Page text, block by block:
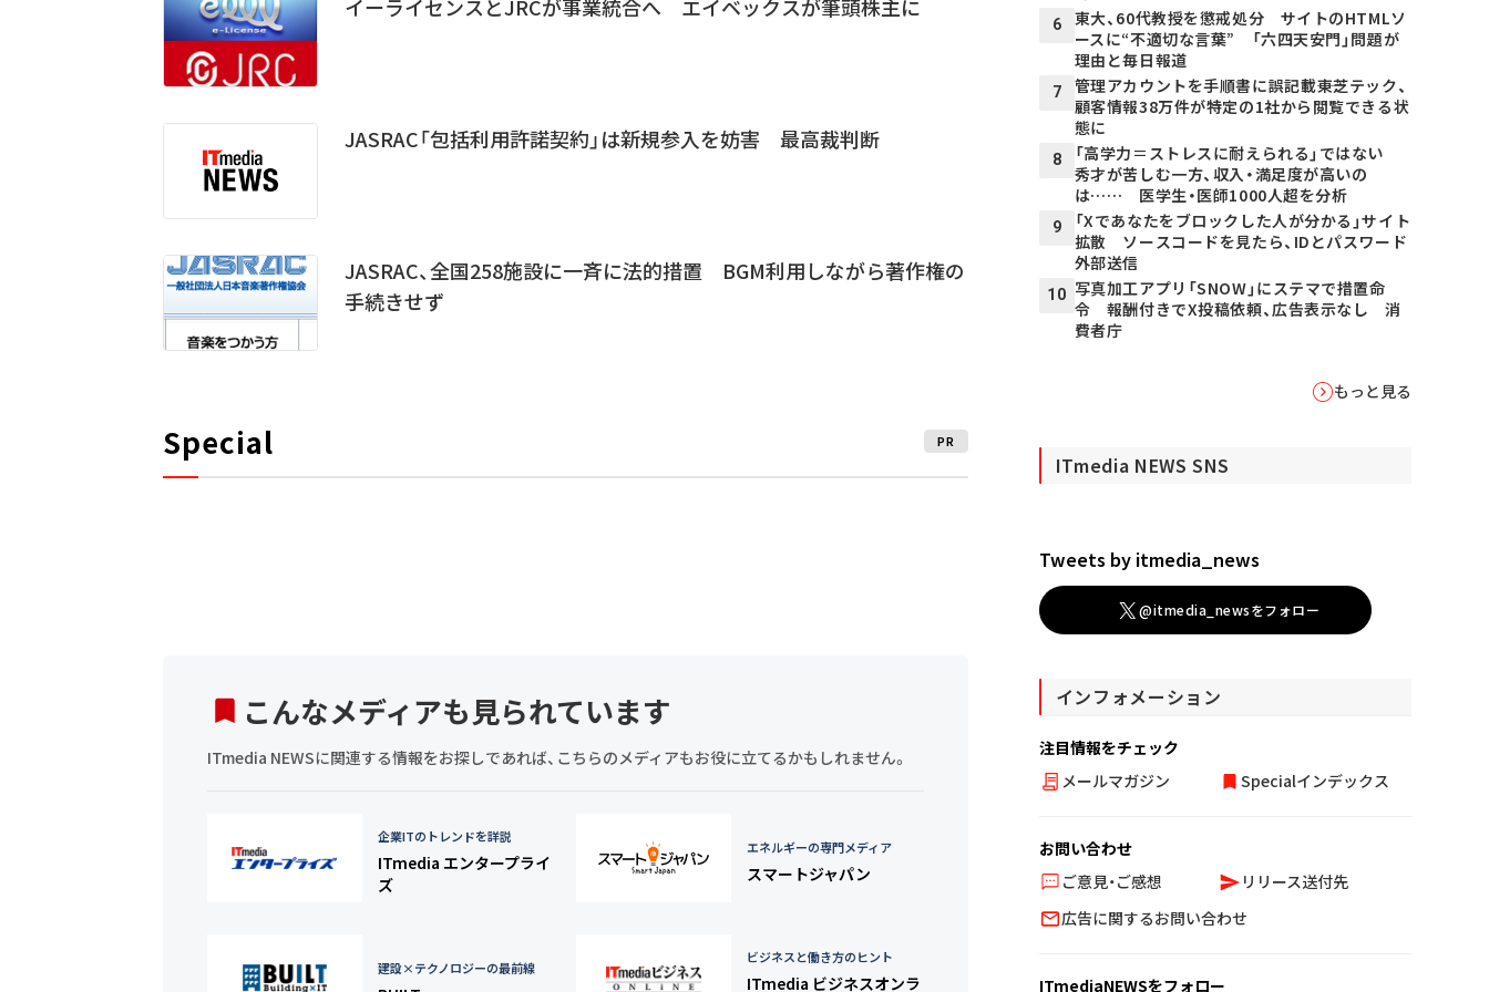
イーライセンスとJRCが事業統合へ エイベックスが筆頭株主に
JASRAC「包括利用許諾契約」は新規参入を妨害 最高裁判断
JASRAC、全国258施設に一斉に法的措置 BGM利用しながら著作権の
手続きせず
Special PR
こんなメディアも見られています
ITmedia NEWSに関連する情報をお探しであれば、こちらのメディアもお役に立てるかもしれません。
企業ITのトレンドを詳説
ITmedia エンタープライ
ズ
エネルギーの専門メディア
スマートジャパン
建設×テクノロジーの最前線
ビジネスと働き方のヒント
ITmedia ビジネスオンラ
6
東大、60代教授を懲戒処分 サイトのHTMLソ
ースに“不適切な言葉” 「六四天安門」問題が
理由と毎日報道
7
管理アカウントを手順書に誤記載――東芝テック、
顧客情報38万件が特定の1社から閲覧できる状
態に
8
「高学力＝ストレスに耐えられる」ではない
秀才が苦しむ一方、収入・満足度が高いの
は…… 医学生・医師1000人超を分析
9
「Xであなたをブロックした人が分かる」サイト
拡散 ソースコードを見たら、IDとパスワード
外部送信
10 写真加工アプリ「SNOW」にステマで措置命
令 報酬付きでX投稿依頼、広告表示なし 消
費者庁
もっと見る
ITmedia NEWS SNS
Tweets by itmedia_news
@itmedia_newsをフォロー
インフォメーション
注目情報をチェック
メールマガジン
Specialインデックス
お問い合わせ
ご意見・ご感想
リリース送付先
広告に関するお問い合わせ
ITmediaNEWSをフォロー